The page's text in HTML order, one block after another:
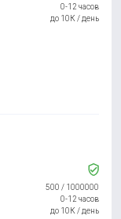
0-12 часов
до 10К / день
500 / 1000000
0-12 часов
до 10К / день